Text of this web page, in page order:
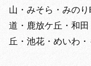
山・みそら・みの
道・鹿放ケ丘・和
丘・池花・めいわ